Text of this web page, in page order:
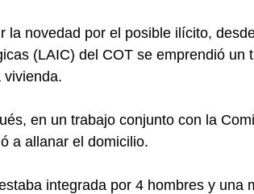
la novedad por el posible ilícito,
(LAIC) del COT se emprendió
vivienda.
en un trabajo conjunto con la
a allanar el domicilio.
integrada por 4 hombres y una